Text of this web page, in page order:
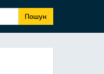
Пошук